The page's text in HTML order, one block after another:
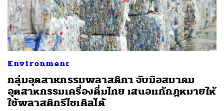
Environment
กลุ่มอุตสาหกรรมพลาสติกฯ จับมือสมาคม
อุตสาหกรรมเครื่องดื่มไทย เสนอแก้กฎหมายให้
ใช้พลาสติกรีไซเคิลได้
ค้นหา
SHARE TWEET LINE EMAIL